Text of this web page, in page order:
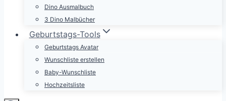
Dino Ausmalbuch
3 Dino Malbücher
Geburtstags-Tools
Geburtstags Avatar
Wunschliste erstellen
Baby-Wunschliste
Hochzeitsliste